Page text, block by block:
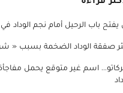
باب الرحيل أمام نجم الوداد في
صفقة الوداد الضخمة بسبب «
اسم غير متوقع يحمل